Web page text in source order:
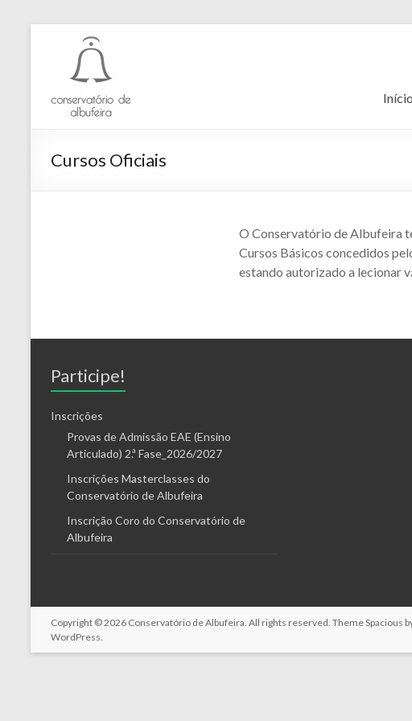
Conservatório
de
Albufeira
Início
Cursos Oficiais
O Conservatório de Albufeira
Cursos Básicos concedidos
estando autorizado a lecionar
Participe!
Inscrições
Provas de Admissão EAE (Ensino
Articulado) 2.ª Fase_2026/2027
Inscrições Masterclasses do
Conservatório de Albufeira
Inscrição Coro do Conservatório de
Albufeira
Copyright © 2026 Conservatório de Albufeira. All rights reserved. ThemeSpacious
WordPress.